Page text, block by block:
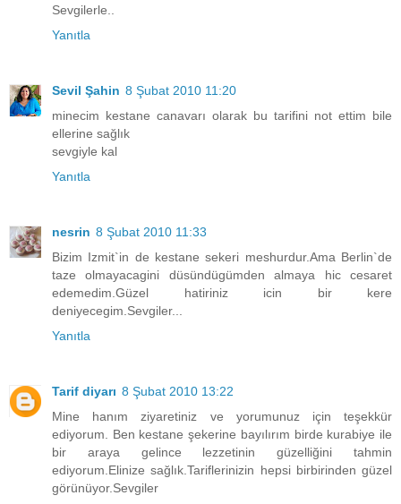
Sevgilerle..
Yanıtla
Sevil Şahin 8 Şubat 2010 11:20
minecim kestane canavarı olarak bu tarifini not ettim bile
ellerine sağlık
sevgiyle kal
Yanıtla
nesrin 8 Şubat 2010 11:33
Bizim Izmit`in de kestane sekeri meshurdur.Ama Berlin`de
taze olmayacagini düsündügümden almaya hic cesaret
edemedim.Güzel hatiriniz icin bir kere
deniyecegim.Sevgiler...
Yanıtla
Tarif diyarı 8 Şubat 2010 13:22
Mine hanım ziyaretiniz ve yorumunuz için teşekkür
ediyorum. Ben kestane şekerine bayılırım birde kurabiye ile
bir araya gelince lezzetinin güzelliğini tahmin
ediyorum.Elinize sağlık.Tariflerinizin hepsi birbirinden güzel
görünüyor.Sevgiler